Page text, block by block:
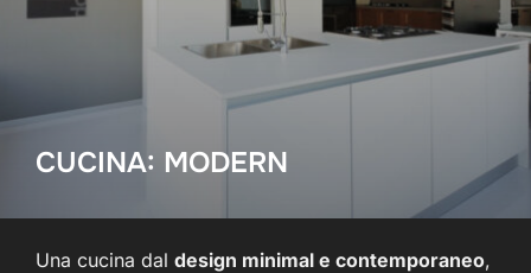
CUCINA: MODERN
Una cucina dal design minimal e contemporaneo,